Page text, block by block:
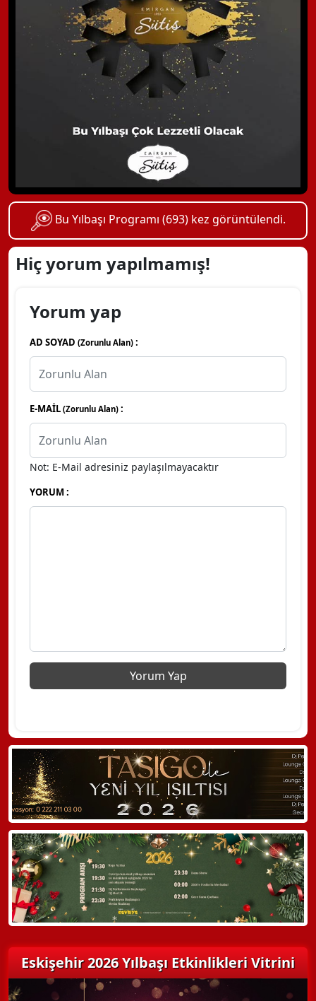
Bu Yılbaşı Programı (693) kez görüntülendi.
Hiç yorum yapılmamış!
Yorum yap
AD SOYAD (Zorunlu Alan) :
E-MAİL (Zorunlu Alan) :
Not: E-Mail adresiniz paylaşılmayacaktır
YORUM :
Eskişehir 2026 Yılbaşı Etkinlikleri Vitrini